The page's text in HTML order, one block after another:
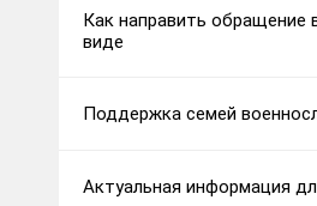
Как направить обращение
виде
Поддержка семей
Актуальная информация